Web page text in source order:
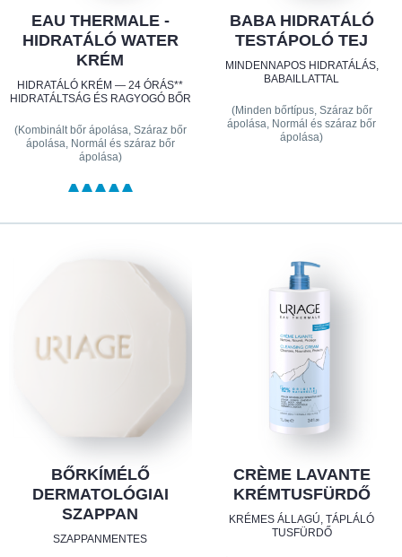
EAU THERMALE -
HIDRATÁLÓ WATER
KRÉM
HIDRATÁLÓ KRÉM — 24 ÓRÁS**
HIDRATÁLTSÁG ÉS RAGYOGÓ BŐR
(Kombinált bőr ápolása, Száraz bőr
ápolása, Normál és száraz bőr
ápolása)
BABA HIDRATÁLÓ
TESTÁPOLÓ TEJ
MINDENNAPOS HIDRATÁLÁS,
BABAILLATTAL
(Minden bőrtípus, Száraz bőr
ápolása, Normál és száraz bőr
ápolása)
BŐRKÍMÉLŐ
DERMATOLÓGIAI
SZAPPAN
SZAPPANMENTES
CRÈME LAVANTE
KRÉMTUSFÜRDŐ
KRÉMES ÁLLAGÚ, TÁPLÁLÓ
TUSFÜRDŐ